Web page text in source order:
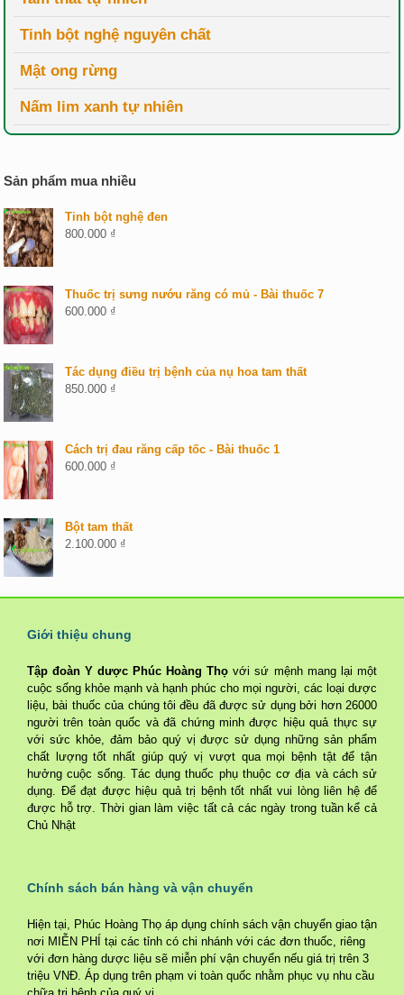
Tinh bột nghệ nguyên chất
Mật ong rừng
Nấm lim xanh tự nhiên
Sản phẩm mua nhiều
Tinh bột nghệ đen
800.000 ₫
Thuốc trị sưng nướu răng có mủ - Bài thuốc 7
600.000 ₫
Tác dụng điều trị bệnh của nụ hoa tam thất
850.000 ₫
Cách trị đau răng cấp tốc - Bài thuốc 1
600.000 ₫
Bột tam thất
2.100.000 ₫
Giới thiệu chung
Tập đoàn Y dược Phúc Hoàng Thọ với sứ mệnh mang lại một
cuộc sống khỏe mạnh và hạnh phúc cho mọi người, các loại dược
liệu, bài thuốc của chúng tôi đều đã được sử dụng bởi hơn 26000
người trên toàn quốc và đã chứng minh được hiệu quả thực sự
với sức khỏe, đảm bảo quý vị được sử dụng những sản phẩm
chất lượng tốt nhất giúp quý vị vượt qua mọi bệnh tật để tận
hưởng cuộc sống. Tác dụng thuốc phụ thuộc cơ địa và cách sử
dụng. Để đạt được hiệu quả trị bệnh tốt nhất vui lòng liên hệ để
được hỗ trợ. Thời gian làm việc tất cả các ngày trong tuần kể cả
Chủ Nhật
Chính sách bán hàng và vận chuyển
Hiện tại, Phúc Hoàng Thọ áp dụng chính sách vận chuyển giao tận
nơi MIỄN PHÍ tại các tỉnh có chi nhánh với các đơn thuốc, riêng
với đơn hàng dược liệu sẽ miễn phí vận chuyển nếu giá trị trên 3
triệu VNĐ. Áp dụng trên phạm vi toàn quốc nhằm phục vụ nhu cầu